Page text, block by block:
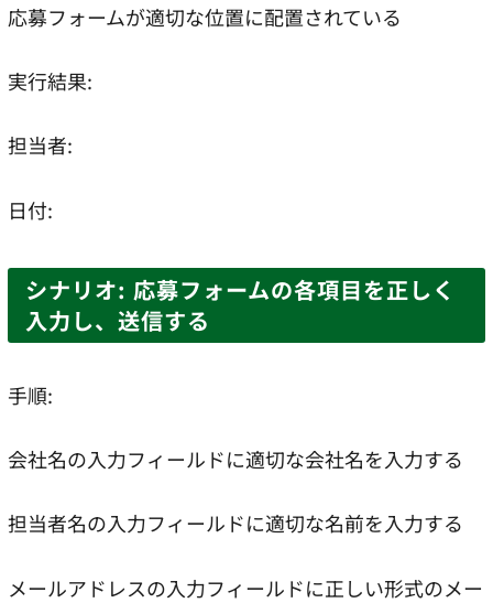
応募フォームが適切な位置に配置されている
実行結果:
担当者:
日付:
シナリオ: 応募フォームの各項目を正しく
入力し、送信する
手順:
会社名の入力フィールドに適切な会社名を入力する
担当者名の入力フィールドに適切な名前を入力する
メールアドレスの入力フィールドに正しい形式のメー